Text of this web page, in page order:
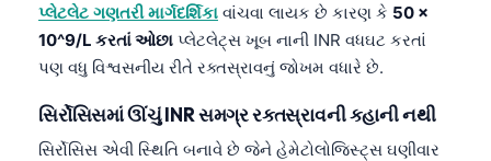
પ્લેટલેટ ગણતરી માર્ગદર્શિકા વાંચવા લાયક છે કારણ કે 50 ×
10^9/L કરતાં ઓછા પ્લેટલેટ્સ ખૂબ નાની INR વધઘટ કરતાં
પણ વધુ વિશ્વસનીય રીતે રક્તસ્રાવનું જોખમ વધારે છે.
સિર્રોસિસમાં ઊંચું INR સમગ્ર રક્તસ્રાવની કહાની નથી
સિર્રોસિસ એવી સ્થિતિ બનાવે છે જેને હેમેટોલોજિસ્ટ્સ ઘણીવાર